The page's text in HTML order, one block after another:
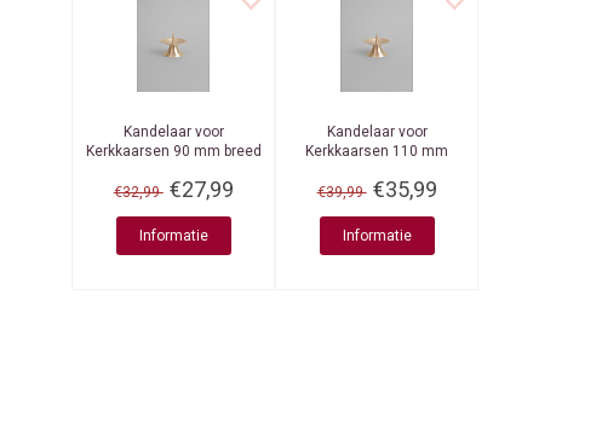
Kandelaar voor
Kerkkaarsen 90 mm breed
€32,99 €27,99
Informatie
Kandelaar voor
Kerkkaarsen 110 mm
€39,99 €35,99
Informatie